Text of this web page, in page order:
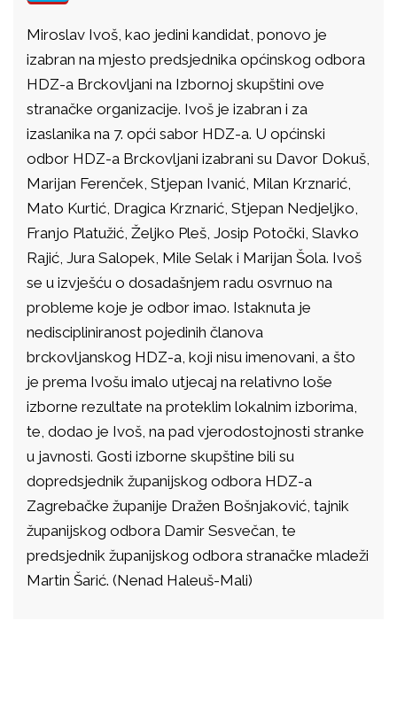
Miroslav Ivoš, kao jedini kandidat, ponovo je
izabran na mjesto predsjednika općinskog odbora
HDZ-a Brckovljani na Izbornoj skupštini ove
stranačke organizacije. Ivoš je izabran i za
izaslanika na 7. opći sabor HDZ-a. U općinski
odbor HDZ-a Brckovljani izabrani su Davor Dokuš,
Marijan Ferenček, Stjepan Ivanić, Milan Krznarić,
Mato Kurtić, Dragica Krznarić, Stjepan Nedjeljko,
Franjo Platužić, Željko Pleš, Josip Potočki, Slavko
Rajić, Jura Salopek, Mile Selak i Marijan Šola. Ivoš
se u izvješću o dosadašnjem radu osvrnuo na
probleme koje je odbor imao. Istaknuta je
nediscipliniranost pojedinih članova
brckovljanskog HDZ-a, koji nisu imenovani, a što
je prema Ivošu imalo utjecaj na relativno loše
izborne rezultate na proteklim lokalnim izborima,
te, dodao je Ivoš, na pad vjerodostojnosti stranke
u javnosti. Gosti izborne skupštine bili su
dopredsjednik županijskog odbora HDZ-a
Zagrebačke županije Dražen Bošnjaković, tajnik
županijskog odbora Damir Sesvečan, te
predsjednik županijskog odbora stranačke mladeži
Martin Šarić. (Nenad Haleuš-Mali)